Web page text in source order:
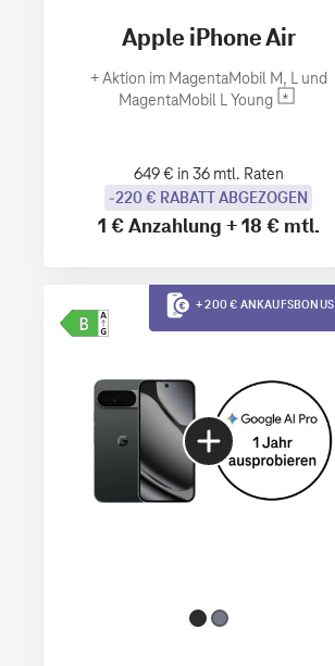
Apple iPhone Air
+Aktion im MagentaMobil M, L und
MagentaMobil L Young
649 € in 36 mtl. Raten
-220 € RABATT ABGEZOGEN
1 €Anzahlung +18 € mtl.
+ 200 € ANKAUFSBONUS